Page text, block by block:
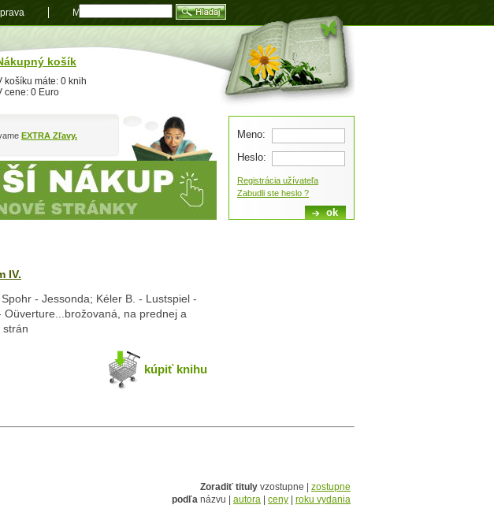
IV.
- Jessonda; Kéler B. - Lustspiel -
na prednej a
strán
kúpiť knihu
Zoradiť tituly vzostupne | zostupne
podľa názvu | autora ceny roku vydania
EXTRA Zľavy.
Meno:
Heslo:
Registrácia užívateľa
Zabudli ste heslo ?
košík
košíku máte: 0 knih
cene: 0 Euro
Mapa